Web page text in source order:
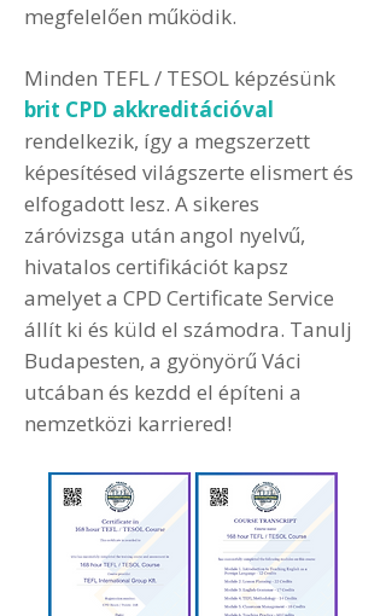
megfelelően működik.
Minden TEFL / TESOL képzésünk
brit CPD akkreditációval
rendelkezik, így a megszerzett
képesítésed világszerte elismert és
elfogadott lesz. A sikeres
záróvizsga után angol nyelvű,
hivatalos certifikációt kapsz
amelyet a CPD Certificate Service
állít ki és küld el számodra. Tanulj
Budapesten, a gyönyörű Váci
utcában és kezdd el építeni a
nemzetközi karriered!